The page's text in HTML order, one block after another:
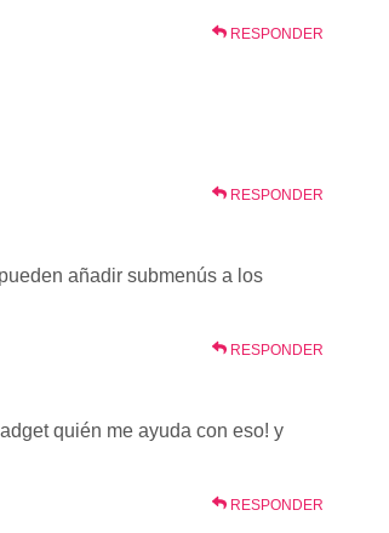
RESPONDER
RESPONDER
añadir submenús a los
RESPONDER
quién me ayuda con eso! y
RESPONDER